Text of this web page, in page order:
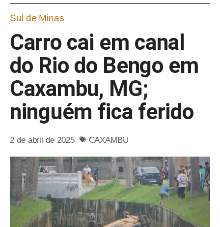
Sul de Minas
Carro cai em canal
do Rio do Bengo em
Caxambu, MG;
ninguém fica ferido
2 de abril de 2025 CAXAMBU